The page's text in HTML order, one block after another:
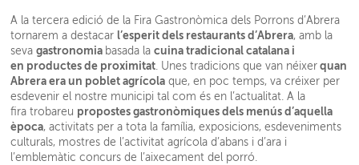
A la tercera edició de la Fira Gastronòmica dels Porrons d’Abrera
tornarem a destacar l’esperit dels restaurants d’Abrera, amb la
sevagastronomia basada lacuina tradicional catalana i
en productes de proximitat. Unes tradicions que van néixer quan
Abrera era un poblet agrícola que, en poc temps, va créixer per
esdevenir el nostre municipi tal com és en l’actualitat. A la
fira trobareu propostes gastronòmiques dels menús d’aquella
època, activitats per a tota la família, exposicions, esdeveniments
culturals, mostres de l’activitat agrícola d’abans i d’ara i
l’emblemàtic concurs de l’aixecament del porró.